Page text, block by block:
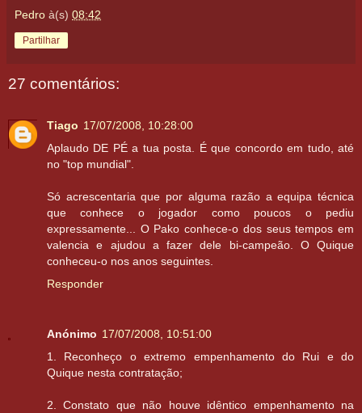
Pedro à(s) 08:42
Partilhar
27 comentários:
Tiago 17/07/2008, 10:28:00
Aplaudo DE PÉ a tua posta. É que concordo em tudo, até
no "top mundial".
Só acrescentaria que por alguma razão a equipa técnica
que conhece o jogador como poucos o pediu
expressamente... O Pako conhece-o dos seus tempos em
valencia e ajudou a fazer dele bi-campeão. O Quique
conheceu-o nos anos seguintes.
Responder
Anónimo 17/07/2008, 10:51:00
1. Reconheço o extremo empenhamento do Rui e do
Quique nesta contratação;
2. Constato que não houve idêntico empenhamento na